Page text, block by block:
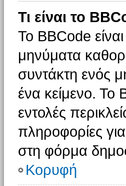
Τι είναι το
Το BBCode
μηνύματα
συντάκτη ενός
ένα κείμενο. Το
εντολές
πληροφορίες
στη φόρμα
Κορυφή